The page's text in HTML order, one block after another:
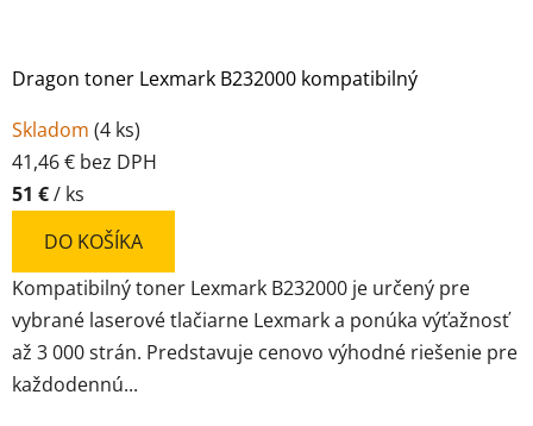
Dragon toner Lexmark B232000 kompatibilný
Skladom (4 ks)
41,46 € bez DPH
51 €/ ks
DO KOŠÍKA
Kompatibilný toner Lexmark B232000 je určený pre
vybrané laserové tlačiarne Lexmark a ponúka výťažnosť
až 3 000 strán. Predstavuje cenovo výhodné riešenie pre
každodennú...